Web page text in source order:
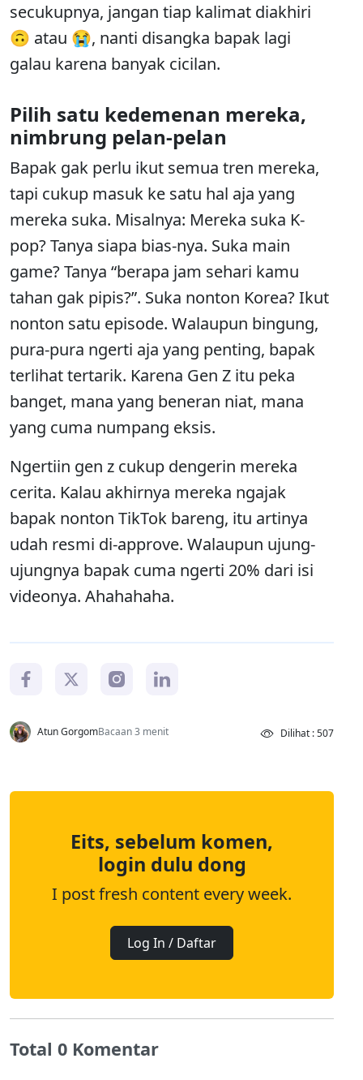
secukupnya, jangan tiap kalimat diakhiri
🙃 atau 😭, nanti disangka bapak lagi
galau karena banyak cicilan.
Pilih satu kedemenan mereka,
nimbrung pelan-pelan
Bapak gak perlu ikut semua tren mereka,
tapi cukup masuk ke satu hal aja yang
mereka suka. Misalnya: Mereka suka K-
pop? Tanya siapa bias-nya. Suka main
game? Tanya “berapa jam sehari kamu
tahan gak pipis?”. Suka nonton Korea? Ikut
nonton satu episode. Walaupun bingung,
pura-pura ngerti aja yang penting, bapak
terlihat tertarik. Karena Gen Z itu peka
banget, mana yang beneran niat, mana
yang cuma numpang eksis.
Ngertiin gen z cukup dengerin mereka
cerita. Kalau akhirnya mereka ngajak
bapak nonton TikTok bareng, itu artinya
udah resmi di-approve. Walaupun ujung-
ujungnya bapak cuma ngerti 20% dari isi
videonya. Ahahahaha.
Atun GorgomBacaan 3 menit Dilihat : 507
Eits, sebelum komen,
login dulu dong
I post fresh content every week.
Log In / Daftar
Total 0 Komentar